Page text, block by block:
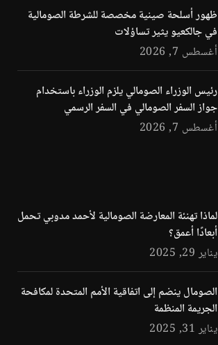
ظهور أسلحة صينية مخصصة للشرطة الصومالية
في جالكعيو يثير تساؤلات
أغسطس 7, 2026
رئيس الوزراء الصومالي يلزم الوزراء باستخدام
جواز السفر الصومالي في السفر الرسمي
أغسطس 7, 2026
لماذا تهنئة المعارضة الصومالية لأحمد مدوبي تحمل
أبعادًا أعمق؟
يناير 29, 2025
الصومال ينضم إلى اتفاقية الأمم المتحدة لمكافحة
الجريمة المنظمة
يناير 31, 2025